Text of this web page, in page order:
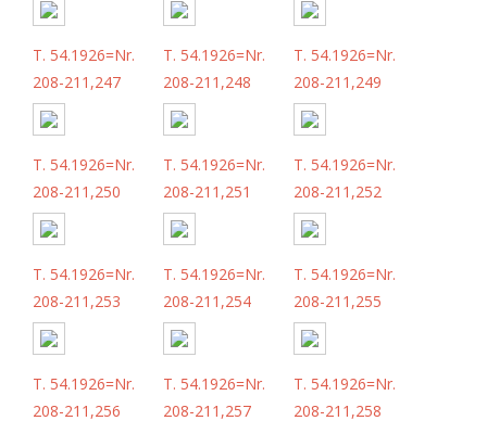
T. 54.1926=Nr.
208-211,247
T. 54.1926=Nr.
208-211,248
T. 54.1926=Nr.
208-211,249
T. 54.1926=Nr.
208-211,250
T. 54.1926=Nr.
208-211,251
T. 54.1926=Nr.
208-211,252
T. 54.1926=Nr.
208-211,253
T. 54.1926=Nr.
208-211,254
T. 54.1926=Nr.
208-211,255
T. 54.1926=Nr.
208-211,256
T. 54.1926=Nr.
208-211,257
T. 54.1926=Nr.
208-211,258